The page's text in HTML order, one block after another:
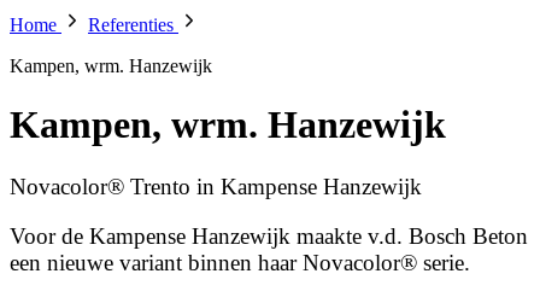
Home
Referenties
Kampen, wrm. Hanzewijk
Kampen, wrm. Hanzewijk
Novacolor® Trento in Kampense Hanzewijk
Voor de Kampense Hanzewijk maakte v.d. Bosch Beton
een nieuwe variant binnen haar Novacolor® serie.